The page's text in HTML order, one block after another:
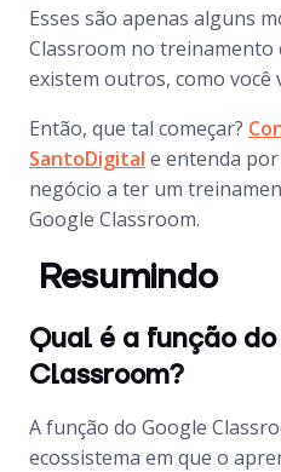
Esses são apenas alguns
Classroom no treinamento
existem outros, como você
Então, que tal começar?
SantoDigital e entenda
negócio a ter um
Google Classroom.
Resumindo
Qual é a função
Classroom?
A função do Google
ecossistema em que o